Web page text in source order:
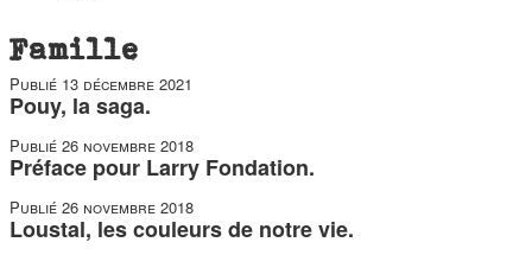
duos
Famille
Publié 13 décembre 2021
Pouy, la saga.
Publié 26 novembre 2018
Préface pour Larry Fondation.
Publié 26 novembre 2018
Loustal, les couleurs de notre vie.